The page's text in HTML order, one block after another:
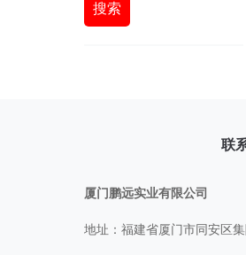
搜索
联
厦门鹏远实业有限公司
地址：福建省厦门市同安区